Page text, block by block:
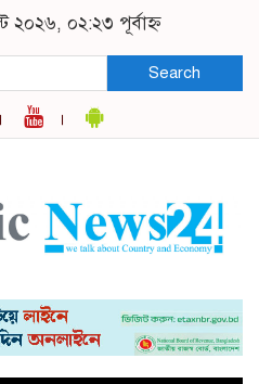
২০২৬, ০২:২৩ পূর্বাহ্ন
Search